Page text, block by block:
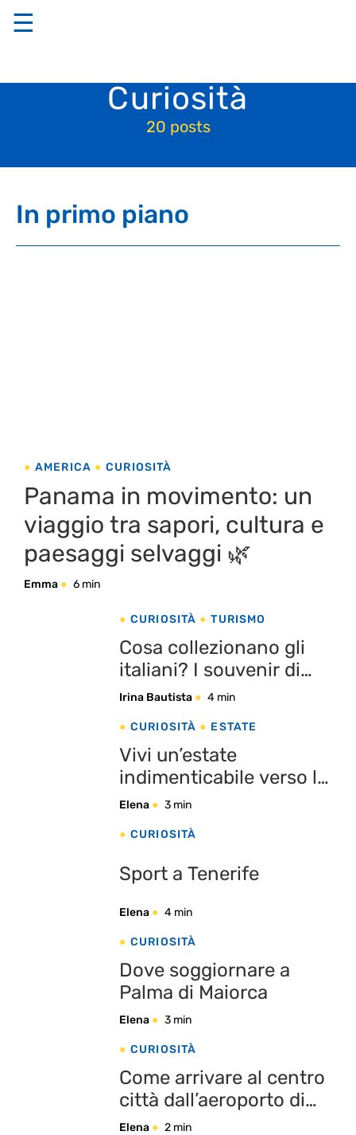
☰
Curiosità
20 posts
In primo piano
AMERICA CURIOSITÀ
Panama in movimento: un
viaggio tra sapori, cultura e
paesaggi selvaggi 🌿
Emma 6 min
CURIOSITÀ TURISMO
Cosa collezionano gli
italiani? I souvenir di
viaggio più amati
Irina Bautista 4 min
CURIOSITÀ ESTATE
Vivi un’estate
indimenticabile verso le
destinazioni più
eDreams!
Elena 3 min
CURIOSITÀ
Sport a Tenerife
Elena 4 min
CURIOSITÀ
Dove soggiornare a
Palma di Maiorca
Elena 3 min
CURIOSITÀ
Come arrivare al centro
città dall’aeroporto di
Vienna
Elena 2 min